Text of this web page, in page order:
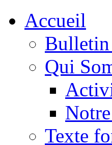
Accueil
Bulletin
Qui
Texte